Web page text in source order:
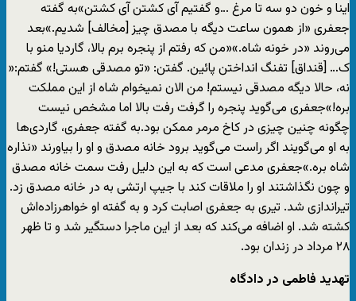
اینا و خون دو سه تا مرغ …و گفتیم آی کشتن آی کشتن»به گفته
جعفری «از همون ساعت دیگه با مصدق چیز [مخالف] شدیم.»بعد
می‌روند «در خونه شاه.»«من که رفتم از پنجره برم بالا، گاردیا منو با
ک… [قنداق] تفنگ انداختن پائین. گفتن: «تو مصدقی هستی!» گفتم:«
نه، حالا دیگه مصدقی نیستم! من الان نمیخوام شاه از این مملکت
بره!»جعفری می‌گوید پنجره را گرفت رفت بالا اما مشخص نیست
چگونه چنین چیزی در کاخ مرمر ممکن بود.به گفته جعفری، گاردی‌ها
به او می‌گویند اگر راست می‌گوید برود خانه مصدق و او را بیاورند «نذاره
شاه بره.»جعفری مدعی است که به این دلیل رفت سمت خانه مصدق
و چون نگذاشتند او را ملاقات کند با جیپ ارتشی به در خانه مصدق زد.
تیراندازی شد. تیری به جعفری اصابت کرد و به گفته او خواهرزاده‌اش
کشته شد. او اضافه می‌کند که بعد از این ماجرا دستگیر شد و تا ظهر
۲۸ مرداد در زندان بود.
تهدید فاطمی در دادگاه